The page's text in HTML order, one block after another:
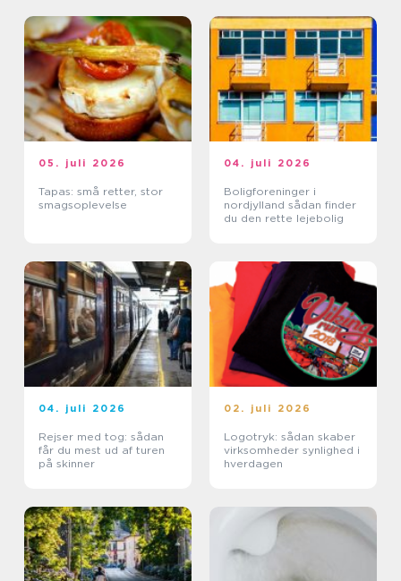
05. juli 2026
Tapas: små retter, stor
smagsoplevelse
04. juli 2026
Boligforeninger i
nordjylland sådan finder
du den rette lejebolig
04. juli 2026
Rejser med tog: sådan
får du mest ud af turen
på skinner
02. juli 2026
Logotryk: sådan skaber
virksomheder synlighed i
hverdagen